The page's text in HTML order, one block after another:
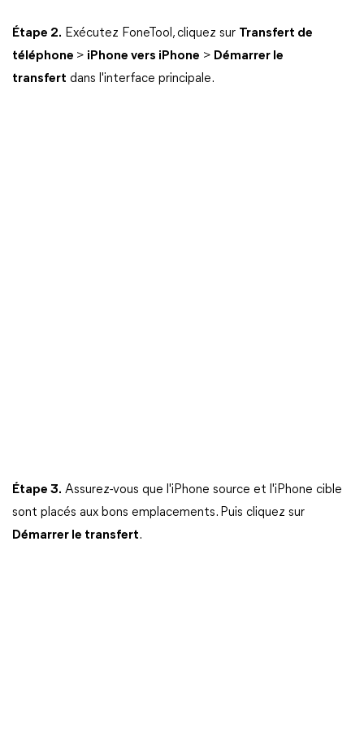
Étape 2. Exécutez FoneTool, cliquez sur Transfert de
téléphone > iPhone vers iPhone > Démarrer le
transfert dans l'interface principale.
Étape 3. Assurez-vous que l'iPhone source et l'iPhone cible
sont placés aux bons emplacements. Puis cliquez sur
Démarrer le transfert.